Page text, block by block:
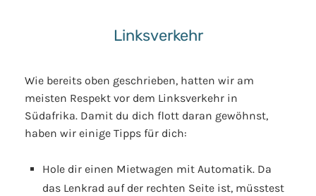
Linksverkehr
Wie bereits oben geschrieben, hatten wir am
meisten Respekt vor dem Linksverkehr in
Südafrika. Damit du dich flott daran gewöhnst,
haben wir einige Tipps für dich:
Hole dir einen Mietwagen mit Automatik. Da
das Lenkrad auf der rechten Seite ist, müsstest